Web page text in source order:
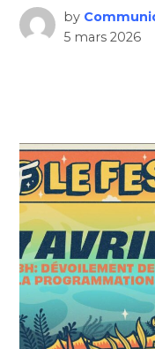
by
5 mars 2026